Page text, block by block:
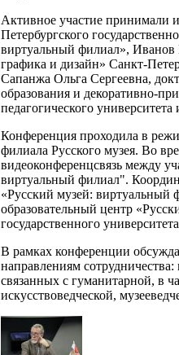
Активное участие принимали
Петербургского
виртуальный филиал»,
графика и дизайн» Санкт-
Сапанжа Ольга Сергеевна,
образования и декоративно-
педагогического
Конференция проходила в
филиала Русского музея. Во
видеоконференцсвязь между
виртуальный филиал".
«Русский музей: виртуальный
образовательный центр
государственного
В рамках конференции
направлениям
связанных с гуманитарной, в
искусствоведческой,